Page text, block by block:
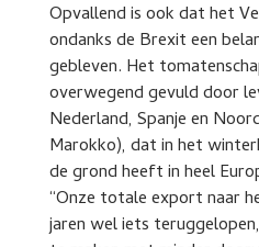
Opvallend is ook dat het
ondanks de Brexit een
gebleven. Het
overwegend gevuld door
Nederland, Spanje en
Marokko), dat in het
de grond heeft in heel
“Onze totale export naar
jaren wel iets